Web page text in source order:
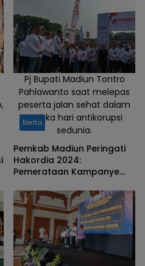
Pj Bupati Madiun Tontro
Pahlawanto saat melepas
peserta jalan sehat dalam
rangka hari antikorupsi
sedunia.
Berita
Pemkab Madiun Peringati
Hakordia 2024:
Pemerataan Kampanye
Indonesia Maju